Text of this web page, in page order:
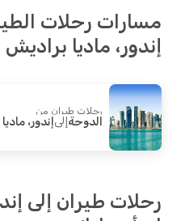
رحلات الطيران
ماديا براديش
رحلات طيران من
الدوحة إلىإندور، ماديا براديش
طيران إلى إندور،